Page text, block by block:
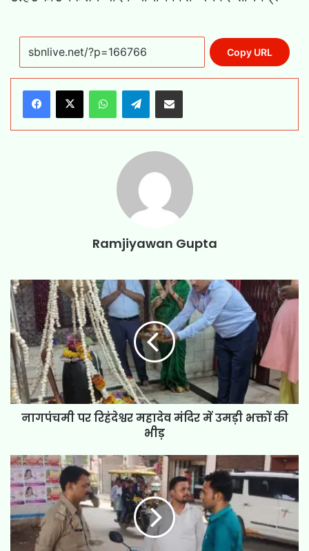
Copy URL
WhatsAppTelegramShare via Email
Ramjiyawan Gupta
नागपंचमी पर रिहंदेश्वर महादेव मंदिर में उमड़ी भक्तों की
भीड़